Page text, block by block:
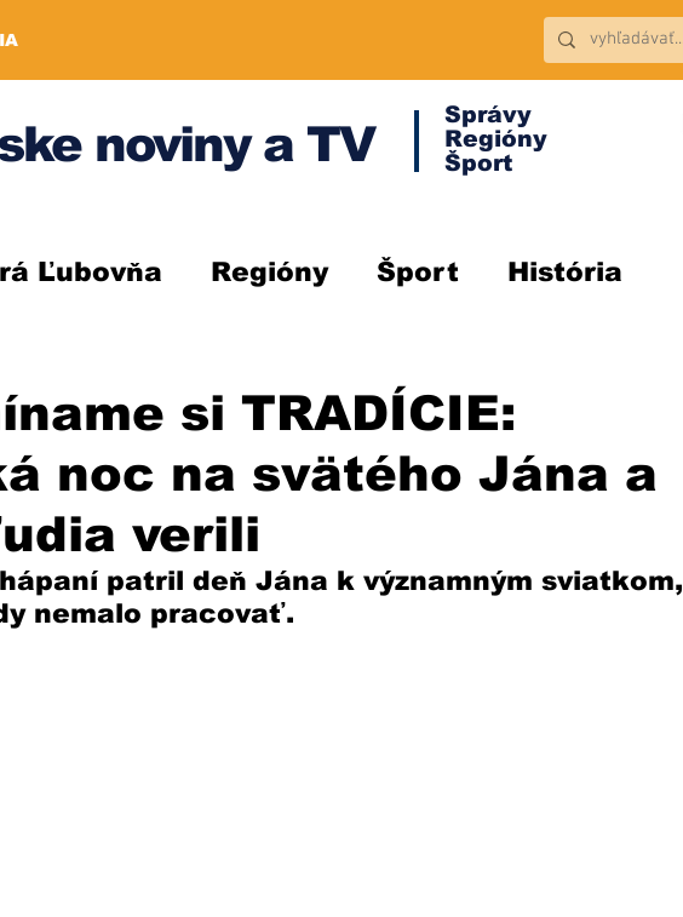
noviny a TV
Správy
Regióny
Šport
Ľubovňa Regióny Šport História
si TRADÍCIE:
noc na svätého Jána a
verili
patril deň Jána k významným sviatkom,
nemalo pracovať.